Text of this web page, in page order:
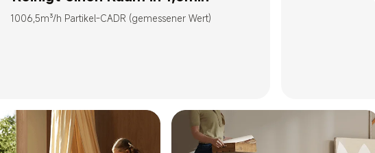
1006,5m³/h Partikel-CADR (gemessener Wert)